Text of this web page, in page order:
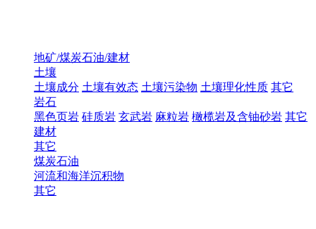
地矿/煤炭石油/建材
土壤
土壤成分 土壤有效态 土壤污染物 土壤理化性质 其它
岩石
黑色页岩 硅质岩 玄武岩 麻粒岩 橄榄岩及含铀砂岩 其它
建材
其它
煤炭石油
河流和海洋沉积物
其它